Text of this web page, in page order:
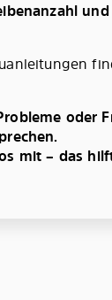
oder
mit – das